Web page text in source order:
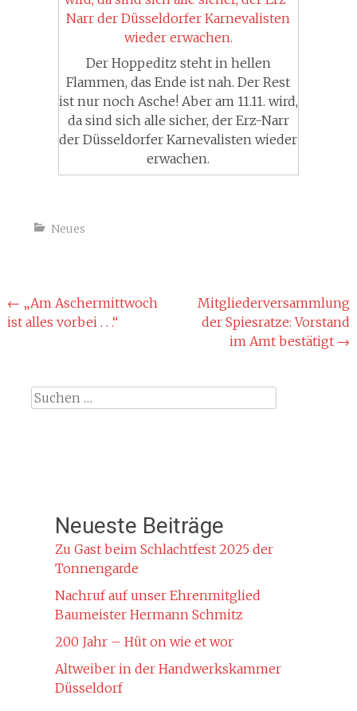
Der Hoppeditz steht in hellen
Flammen, das Ende ist nah. Der Rest
ist nur noch Asche! Aber am 11.11. wird,
da sind sich alle sicher, der Erz-Narr
der Düsseldorfer Karnevalisten wieder
erwachen.
Neues
Beitragsnavigation
← „Am Aschermittwoch
ist alles vorbei . . .“
Mitgliederversammlung
der Spiesratze: Vorstand
im Amt bestätigt →
Suche
Neueste Beiträge
Zu Gast beim Schlachtfest 2025 der
Tonnengarde
Nachruf auf unser Ehrenmitglied
Baumeister Hermann Schmitz
200 Jahr – Hüt on wie et wor
Altweiber in der Handwerkskammer
Düsseldorf